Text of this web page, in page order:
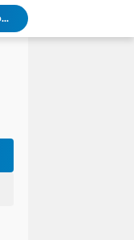
Polisi Gagalkan Peredaran Ribuan Butir Obat Keras Tanpa Izin di Tarogong Kidul